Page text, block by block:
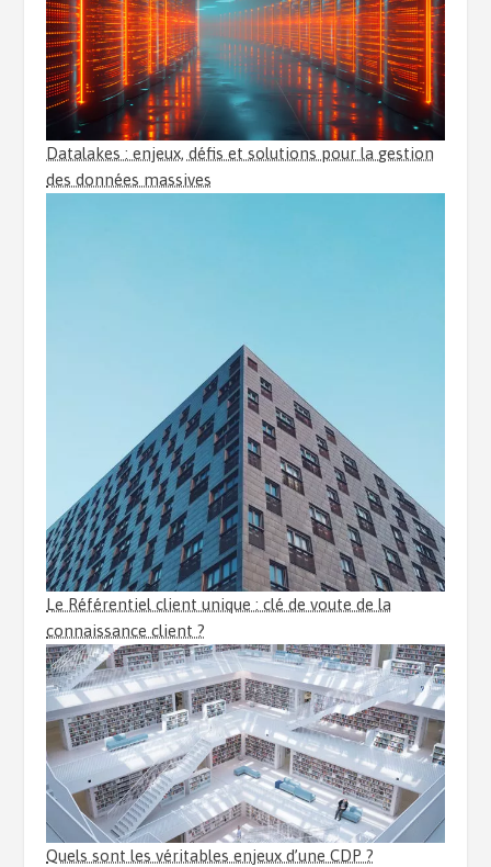
Datalakes : enjeux, défis et solutions pour la gestion
des données massives
Le Référentiel client unique : clé de voute de la
connaissance client ?
Quels sont les véritables enjeux d’une CDP ?